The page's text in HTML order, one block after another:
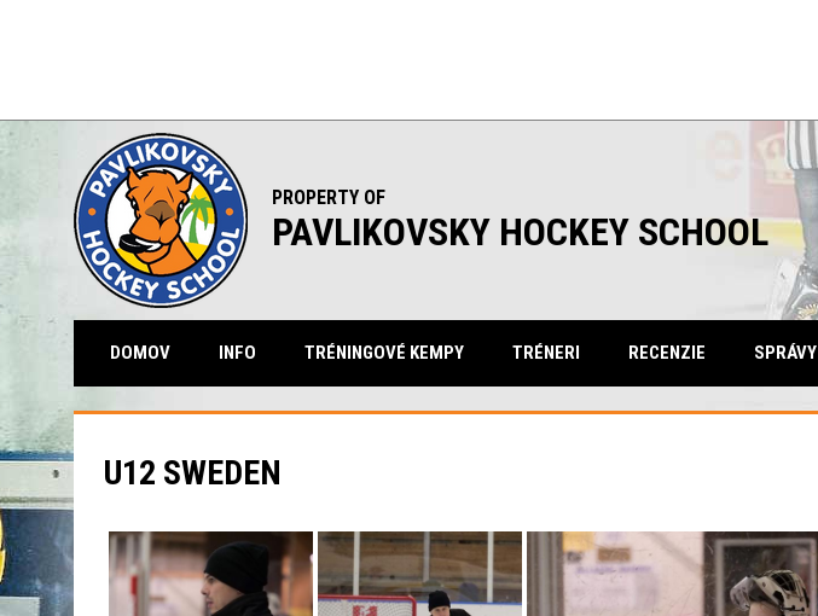
PROPERTY OF
PAVLIKOVSKY HOCKEY SCHOOL
DOMOV INFO TRÉNINGOVÉ KEMPY TRÉNERI RECENZIE SPRÁVY
U12 SWEDEN